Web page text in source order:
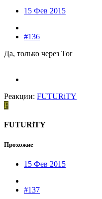
15 Фев 2015
#136
Да, только через Tor
Реакции: FUTURiTY
F
FUTURiTY
Прохожие
15 Фев 2015
#137